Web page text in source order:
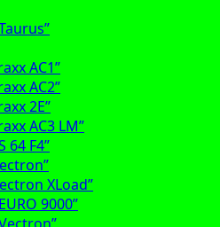
AC1”
AC2”
2E”
AC3 LM”
64 F4”
XLoad”
9000”